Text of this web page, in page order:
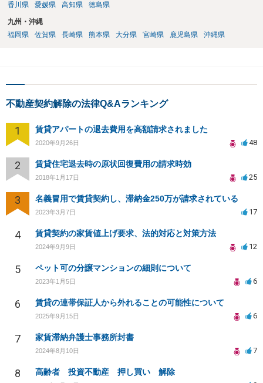
香川県
愛媛県 高知県 徳島県
九州・沖縄
福岡県
佐賀県 長崎県 熊本県 大分県 宮崎県 鹿児島県 沖縄県
不動産契約解除の法律Q&Aランキング
1 賃貸アパートの退去費用を高額請求されました
2020年9月26日 48
2 賃貸住宅退去時の原状回復費用の請求時効
2018年1月17日 25
3 名義冒用で賃貸契約し、滞納金250万が請求されている
2023年3月7日 17
4 賃貸契約の家賃値上げ要求、法的対応と対策方法
2024年9月9日 12
5 ペット可の分譲マンションの細則について
2023年1月5日 6
6 賃貸の連帯保証人から外れることの可能性について
2025年9月15日 6
7 家賃滞納弁護士事務所封書
2024年8月10日 7
8 高齢者 投資不動産 押し買い 解除